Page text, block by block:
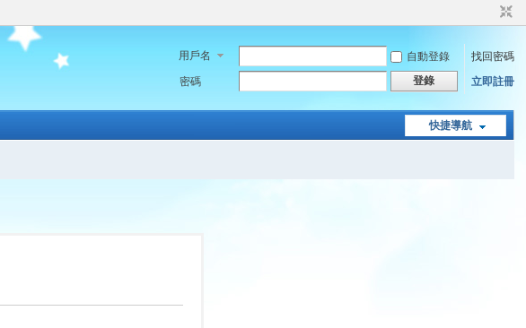
用戶名 自動登錄
找回密碼
密碼
登錄 立即註冊
快捷導航